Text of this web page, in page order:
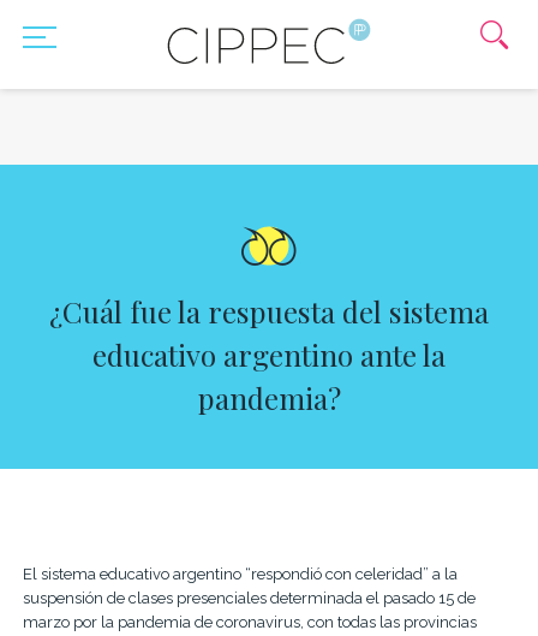
¿Cuál fue la respuesta del sistema
educativo argentino ante la
pandemia?
El sistema educativo argentino “respondió con celeridad” a la
suspensión de clases presenciales determinada el pasado 15 de
marzo por la pandemia de coronavirus, con todas las provincias